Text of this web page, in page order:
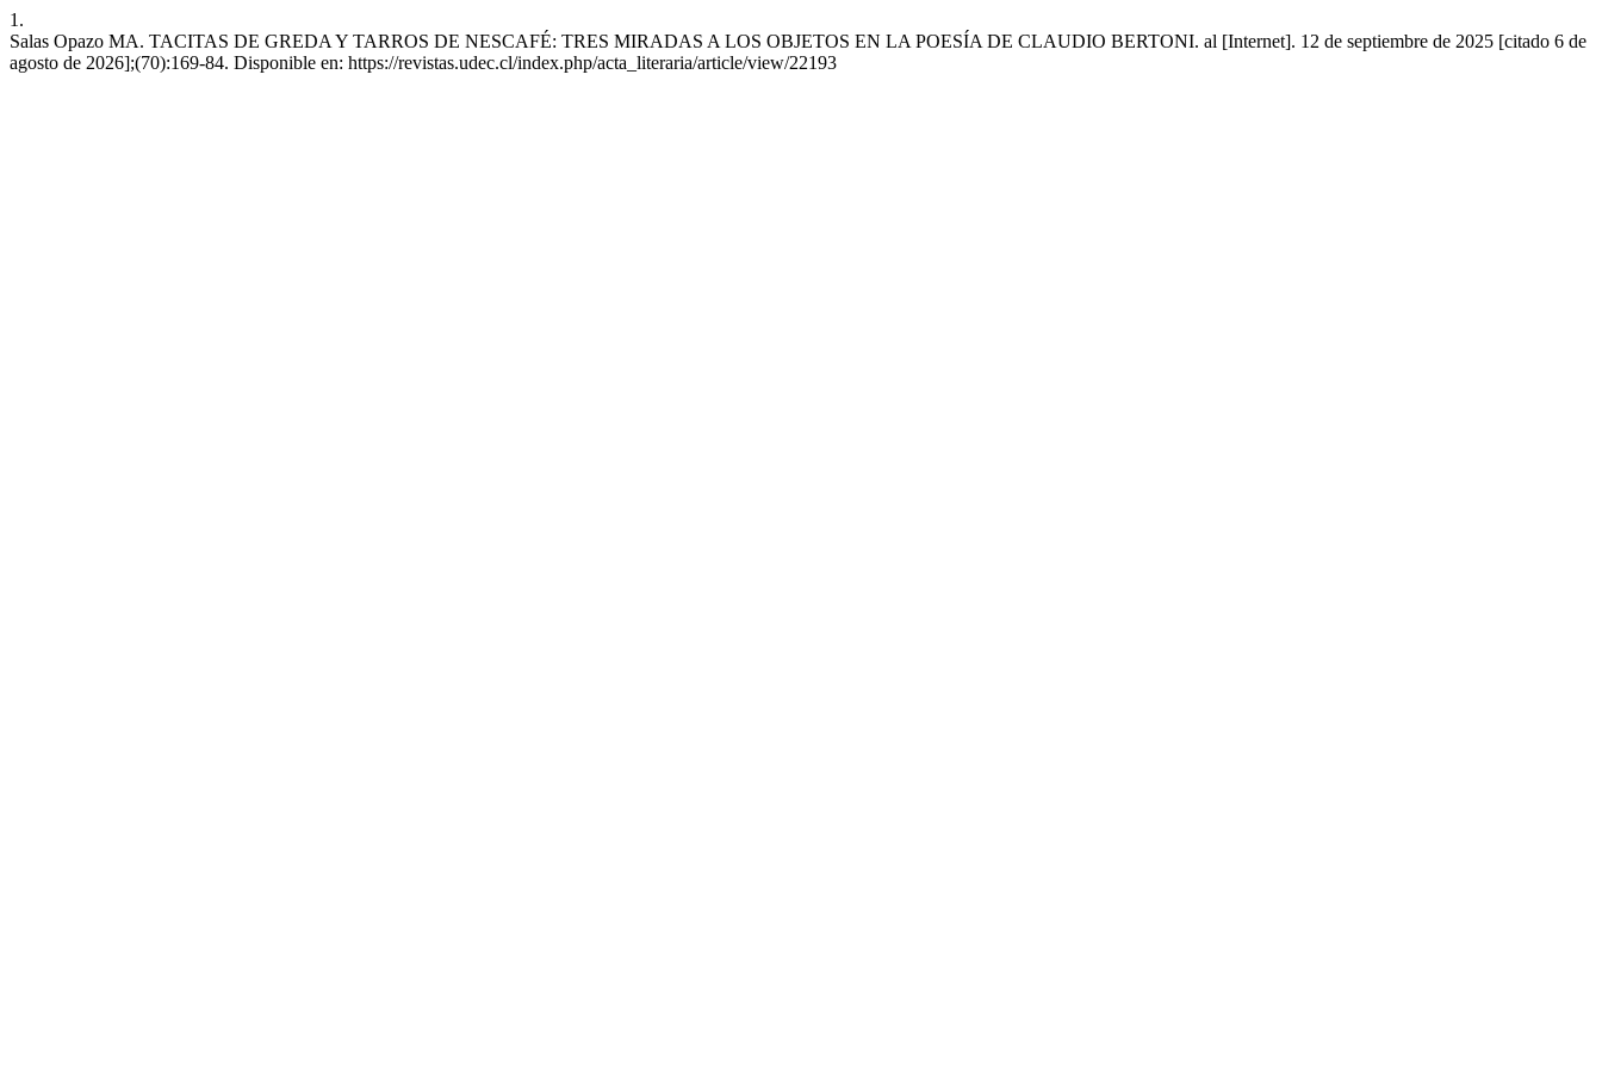
1.
Salas Opazo MA. TACITAS DE GREDA Y TARROS DE NESCAFÉ: TRES MIRADAS A LOS OBJETOS EN LA POESÍA DE CLAUDIO BERTONI. al [Internet]. 12 de septiembre de 2025 [citado 6 de
agosto de 2026];(70):169-84. Disponible en: https://revistas.udec.cl/index.php/acta_literaria/article/view/22193